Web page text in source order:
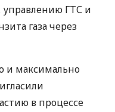
ГТС и
газа через
и максимально
в процессе